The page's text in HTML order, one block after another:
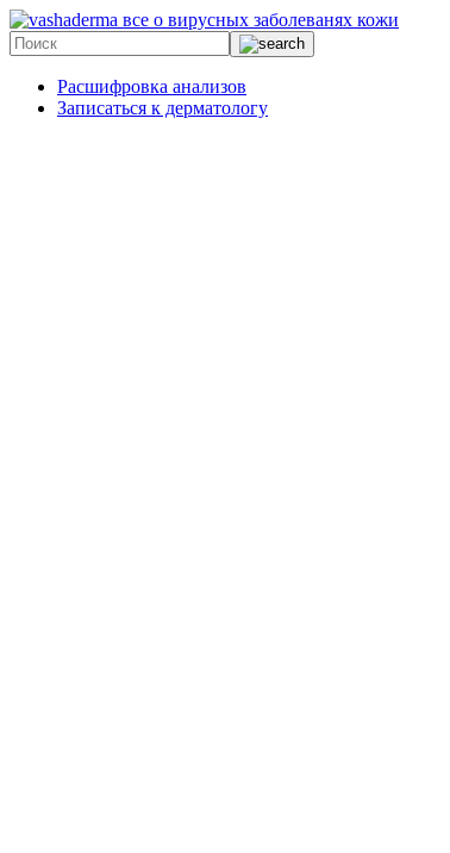
все о вирусных заболеванях кожи
Расшифровка анализов
Записаться к дерматологу